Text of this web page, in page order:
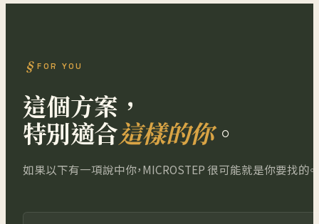
FOR YOU
這個方案，
特別適合這樣的你。
如果以下有一項說中你，MICROSTEP 很可能就是你要找的。